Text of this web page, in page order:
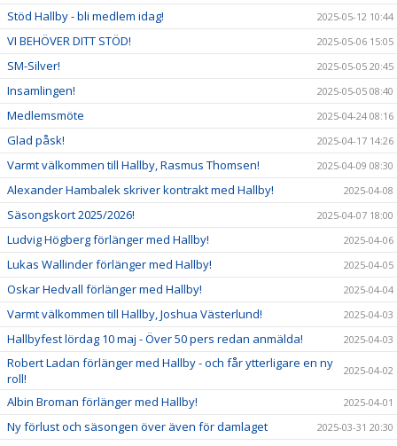
Stöd Hallby - bli medlem idag! 2025-05-12 10:44
VI BEHÖVER DITT STÖD! 2025-05-06 15:05
SM-Silver! 2025-05-05 20:45
Insamlingen! 2025-05-05 08:40
Medlemsmöte 2025-04-24 08:16
Glad påsk! 2025-04-17 14:26
Varmt välkommen till Hallby, Rasmus Thomsen! 2025-04-09 08:30
Alexander Hambalek skriver kontrakt med Hallby! 2025-04-08
Säsongskort 2025/2026! 2025-04-07 18:00
Ludvig Högberg förlänger med Hallby! 2025-04-06
Lukas Wallinder förlänger med Hallby! 2025-04-05
Oskar Hedvall förlänger med Hallby! 2025-04-04
Varmt välkommen till Hallby, Joshua Västerlund! 2025-04-03
Hallbyfest lördag 10 maj - Över 50 pers redan anmälda! 2025-04-03
Robert Ladan förlänger med Hallby - och får ytterligare en ny
roll!
2025-04-02
Albin Broman förlänger med Hallby! 2025-04-01
Ny förlust och säsongen över även för damlaget 2025-03-31 20:30